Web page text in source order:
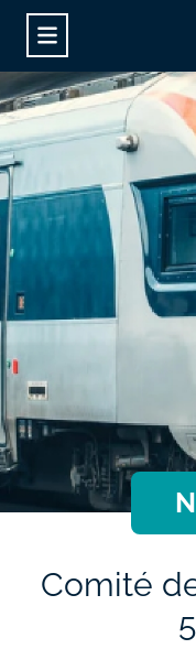
Comité